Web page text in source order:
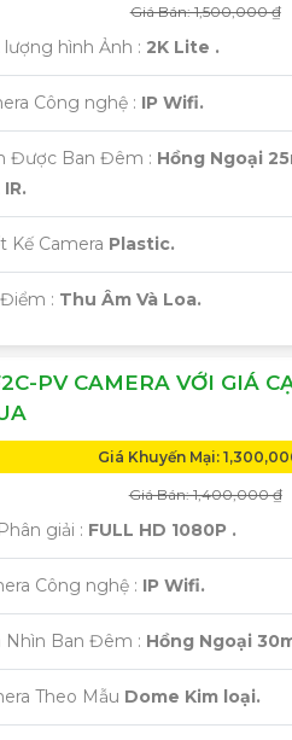
Giá Bán: 1,500,000 ₫
lượng hình Ảnh : 2K Lite .
Công nghệ : IP Wifi.
Được Ban Đêm : Hồng Ngoại
Kế Camera Plastic.
: Thu Âm Và Loa.
PV CAMERA VỚI GIÁ
Giá Khuyến Mại:
Giá Bán: 1,400,000 ₫
giải : FULL HD 1080P .
Công nghệ : IP Wifi.
Nhìn Ban Đêm : Hồng Ngoại
Theo Mẫu Dome Kim loại.